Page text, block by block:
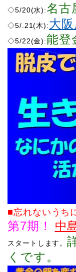
​◇5/20(水):名古
​◇5/.21(木):大
​◇5/22(金):能登
■忘れないうち
第7期！
中
スタートします。
くです。